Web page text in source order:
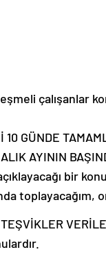
çalışanlar
GÜNDE
AYININ
bir
toplayacağım,